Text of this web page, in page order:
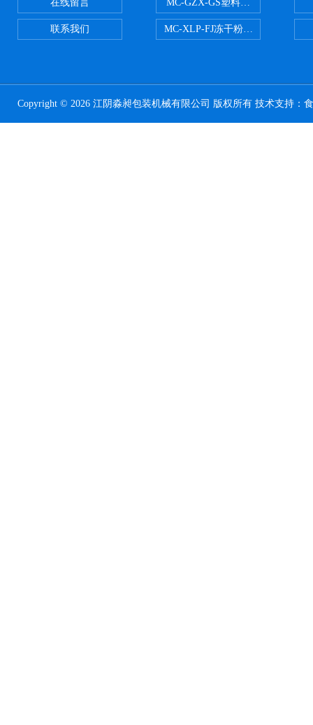
在线留言
联系我们
MC-GZX-GS塑料瓶高速跟踪式灌
MC-XLP-FJ冻干粉西林瓶灌装机
Copyright © 2026 江阴淼昶包装机械有限公司 版权所有 技术支持：